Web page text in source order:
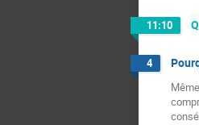
11:10
4